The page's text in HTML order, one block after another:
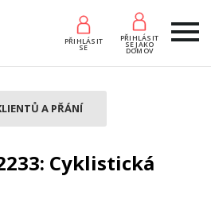
PŘIHLÁSIT
SE
PŘIHLÁSIT
SE JAKO
DOMOV
Cyklistická
A PŘÁNÍ